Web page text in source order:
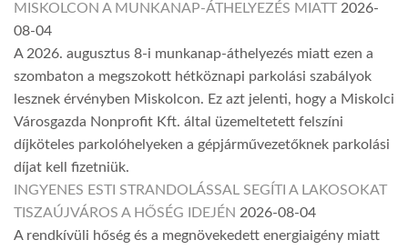
MISKOLCON A MUNKANAP-ÁTHELYEZÉS MIATT 2026-
08-04
A 2026. augusztus 8-i munkanap-áthelyezés miatt ezen a
szombaton a megszokott hétköznapi parkolási szabályok
lesznek érvényben Miskolcon. Ez azt jelenti, hogy a Miskolci
Városgazda Nonprofit Kft. által üzemeltetett felszíni
díjköteles parkolóhelyeken a gépjárművezetőknek parkolási
díjat kell fizetniük.
INGYENES ESTI STRANDOLÁSSAL SEGÍTI A LAKOSOKAT
TISZAÚJVÁROS A HŐSÉG IDEJÉN 2026-08-04
A rendkívüli hőség és a megnövekedett energiaigény miatt